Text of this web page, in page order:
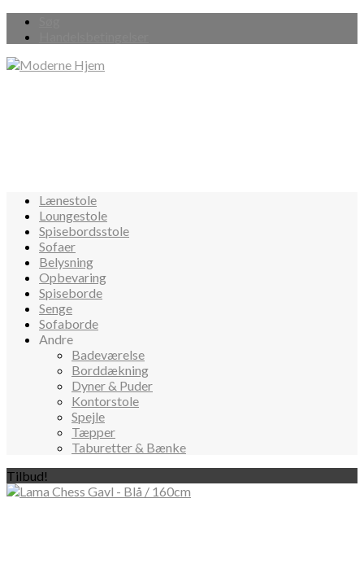
Lænestole
Loungestole
Spisebordsstole
Sofaer
Belysning
Opbevaring
Spiseborde
Senge
Sofaborde
Andre
Badeværelse
Borddækning
Dyner & Puder
Kontorstole
Spejle
Tæpper
Taburetter & Bænke
Tilbud!